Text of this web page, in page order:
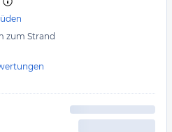
zum Strand